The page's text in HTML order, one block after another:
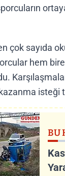
çok sayıda
hem
isteği
BU